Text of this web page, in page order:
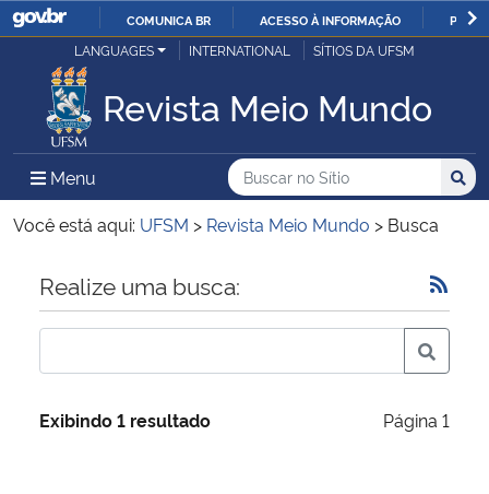
IR
O
COMUNICA BR ACESSO À INFORMAÇÃO
Ministério da Justiça e Segurança Pública
Ministério da Defesa
Ministério das Relações Exteriores
Ministério da Economia
Ministério da Infraestrutura
LANGUAGES INTERNATIONAL SÍTIOS DA UFSM
Revista Meio Mundo
Menu Menu Principal do Sítio
Busca
Buscar no no Sítio
Busca:
Você está aqui: UFSM > Revista Meio Mundo > Busca
Início do conteúdo
Realize uma busca:
Exibindo 1 resultado Página 1